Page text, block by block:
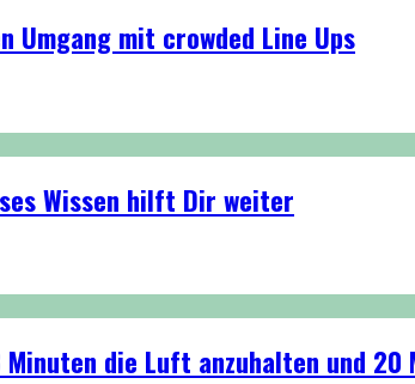
Umgang mit crowded Line Ups
Wissen hilft Dir weiter
die Luft anzuhalten und